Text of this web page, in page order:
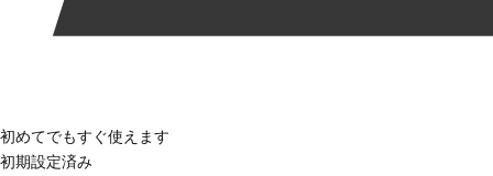
初めてでもすぐ使えます
初期設定済み